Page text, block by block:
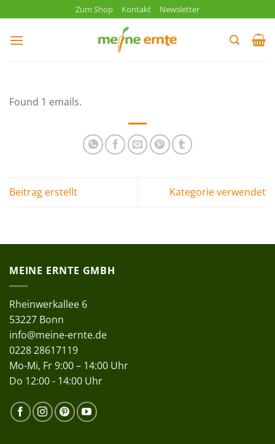
Inhalt
springen
Zum Shop Kontakt Newsletter
Found 1 emails.
Beitrag erstellt Kategorie verwendet
MEINE ERNTE GMBH
Rheinwerkallee 6
53227 Bonn
info@meine-ernte.de
0228 28617119
Mo-Mi, Fr 9:00 – 14:00 Uhr
Do 12:00 - 14:00 Uhr